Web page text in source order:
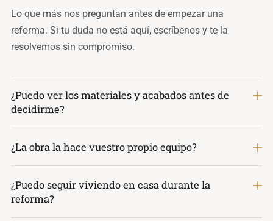
Lo que más nos preguntan antes de empezar una
reforma. Si tu duda no está aquí, escríbenos y te la
resolvemos sin compromiso.
¿Puedo ver los materiales y acabados antes de
decidirme?
¿La obra la hace vuestro propio equipo?
¿Puedo seguir viviendo en casa durante la
reforma?